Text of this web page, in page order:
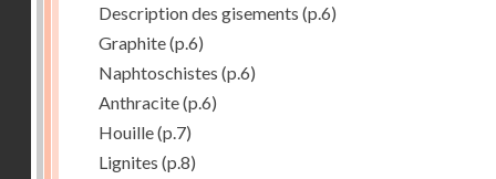
Description des gisements (p.6)
Graphite(p.6)
Naphtoschistes (p.6)
Anthracite(p.6)
Houille(p.7)
Lignites (p.8)